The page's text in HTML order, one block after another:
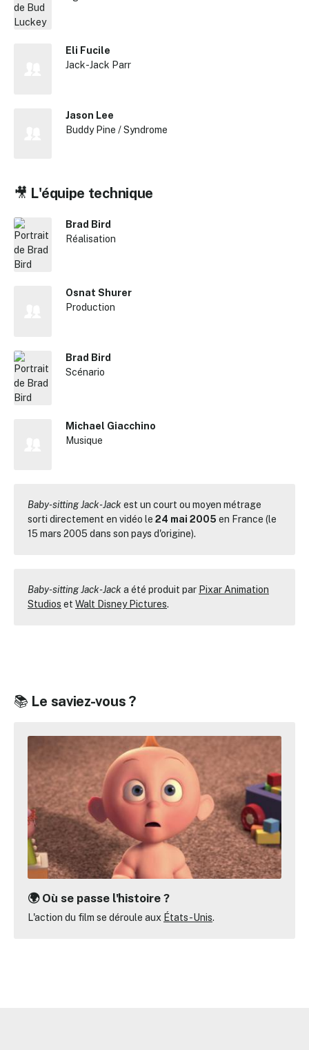
Eli Fucile
Jack-Jack Parr
Jason Lee
Buddy Pine / Syndrome
🎥 L'équipe technique
Brad Bird
Réalisation
Osnat Shurer
Production
Brad Bird
Scénario
Michael Giacchino
Musique
Baby-sitting Jack-Jackest un court ou moyen métrage
sorti directement en vidéo le 24 mai 2005 en France (le
15 mars 2005 dans son pays d'origine).
Baby-sitting Jack-Jacka été produit par Pixar Animation
Studios et Walt Disney Pictures.
📚 Le saviez-vous ?
🌍 Où se passe l'histoire ?
L'action du film se déroule aux États-Unis.